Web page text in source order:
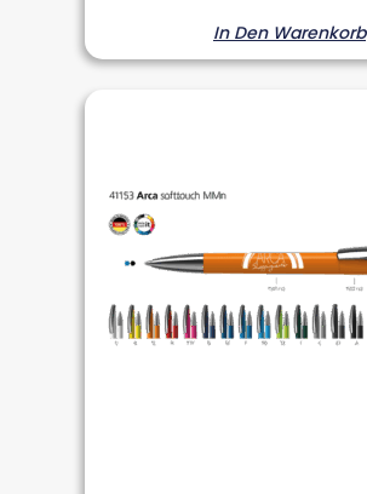
In Den Warenkorb